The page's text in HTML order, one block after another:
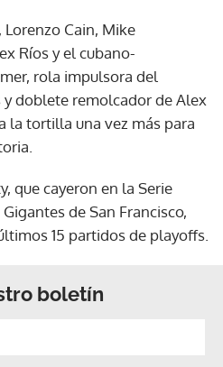
Cain, Mike
Ríos y el cubano-
rola impulsora del
doblete remolcador de Alex
la tortilla una vez más para
que cayeron en la Serie
de San Francisco,
15 partidos de playoffs.
boletín